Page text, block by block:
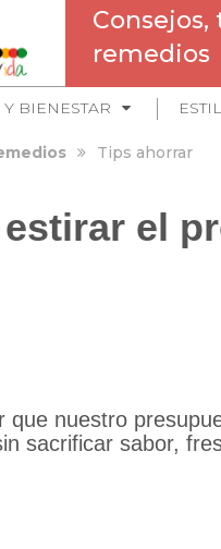
Consejos,
remedios
BIENESTAR
Tips ahorrar
el
que nuestro
sacrificar sabor,